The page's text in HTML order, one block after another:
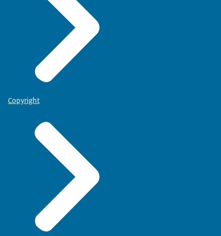
Copyright